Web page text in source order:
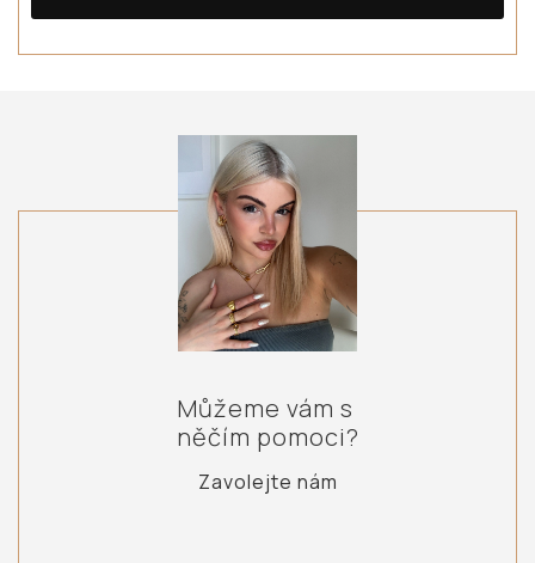
Můžeme vám s
něčím pomoci?
Zavolejte nám